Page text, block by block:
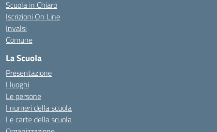
Scuola in Chiaro
Iscrizioni On Line
Invalsi
Comune
La Scuola
Presentazione
I luoghi
Le persone
I numeri della scuola
Le carte della scuola